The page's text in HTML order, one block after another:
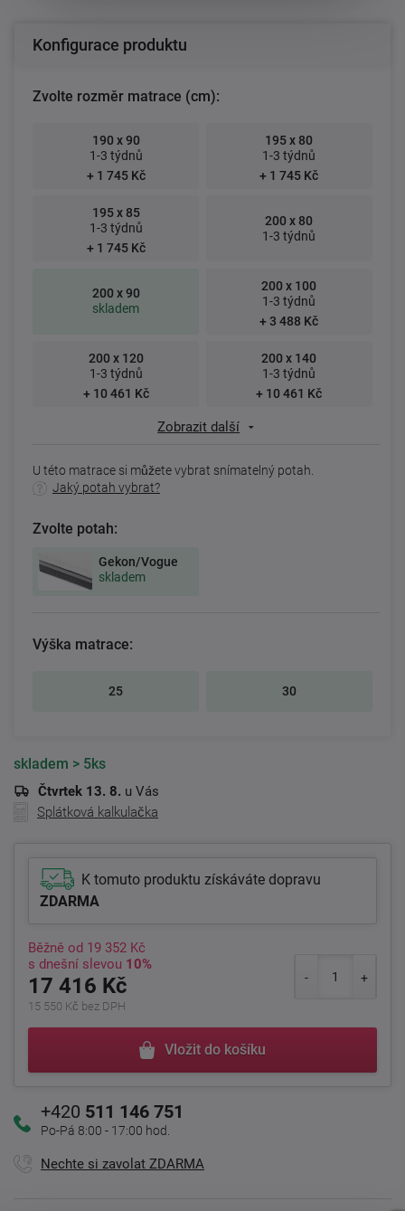
Konfigurace produktu
Zvolte rozměr matrace (cm):
190 x 90
1-3 týdnů
+ 1 745 Kč
195 x 80
1-3 týdnů
+ 1 745 Kč
195 x 85
1-3 týdnů
+ 1 745 Kč
200 x 80
1-3 týdnů
200 x 90
skladem
200 x 100
1-3 týdnů
+ 3 488 Kč
200 x 120
1-3 týdnů
+ 10 461 Kč
200 x 140
1-3 týdnů
+ 10 461 Kč
Zobrazit další
U této matrace si můžete vybrat snímatelný potah.
Jaký potah vybrat?
Zvolte potah:
Gekon/Vogue
skladem
Výška matrace:
25 30
skladem > 5ks
Čtvrtek 13. 8. u Vás
Splátková kalkulačka
K tomuto produktu získáváte dopravu
ZDARMA
Běžně od 19 352 Kč
s dnešní slevou 10%
17 416 Kč
15 550 Kč bez DPH
Vložit do košíku
+420 511 146 751
Po-Pá 8:00 - 17:00 hod.
Nechte si zavolat ZDARMA